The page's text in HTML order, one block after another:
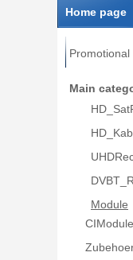
Home page
Main
Module
CIModule